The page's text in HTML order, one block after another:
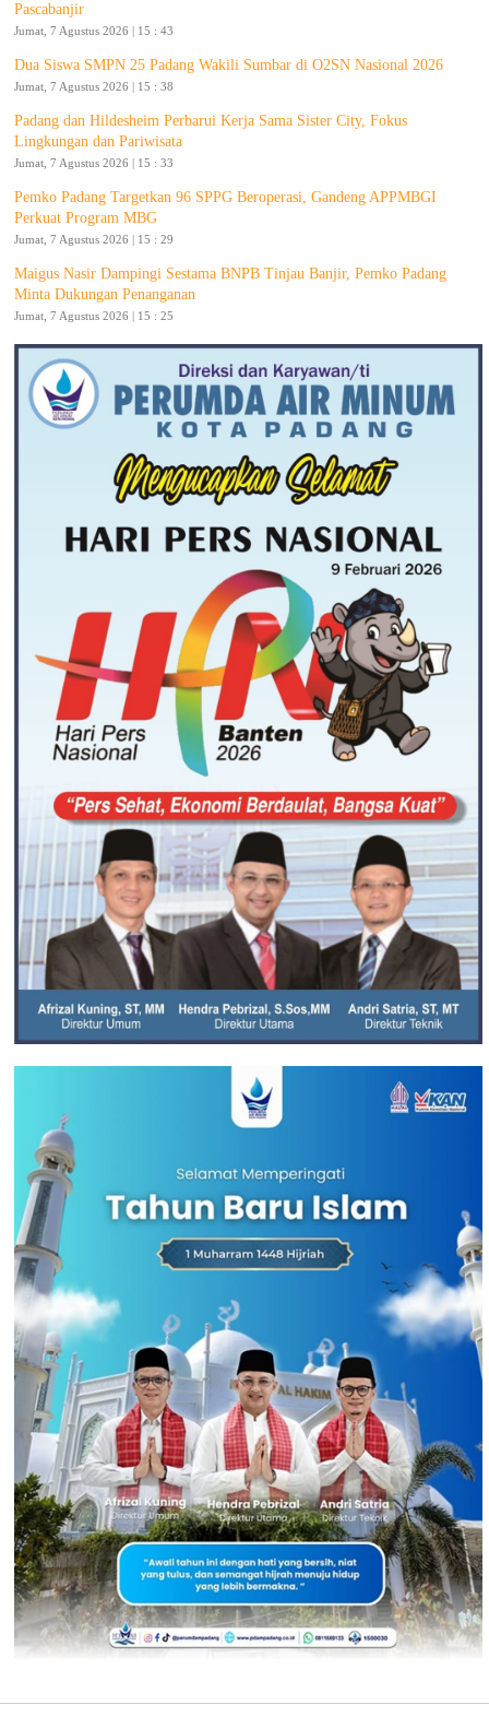
Pascabanjir
Jumat, 7 Agustus 2026 | 15 : 43
Dua Siswa SMPN 25 Padang Wakili Sumbar di O2SN Nasional 2026
Jumat, 7 Agustus 2026 | 15 : 38
Padang dan Hildesheim Perbarui Kerja Sama Sister City, Fokus
Lingkungan dan Pariwisata
Jumat, 7 Agustus 2026 | 15 : 33
Pemko Padang Targetkan 96 SPPG Beroperasi, Gandeng APPMBGI
Perkuat Program MBG
Jumat, 7 Agustus 2026 | 15 : 29
Maigus Nasir Dampingi Sestama BNPB Tinjau Banjir, Pemko Padang
Minta Dukungan Penanganan
Jumat, 7 Agustus 2026 | 15 : 25